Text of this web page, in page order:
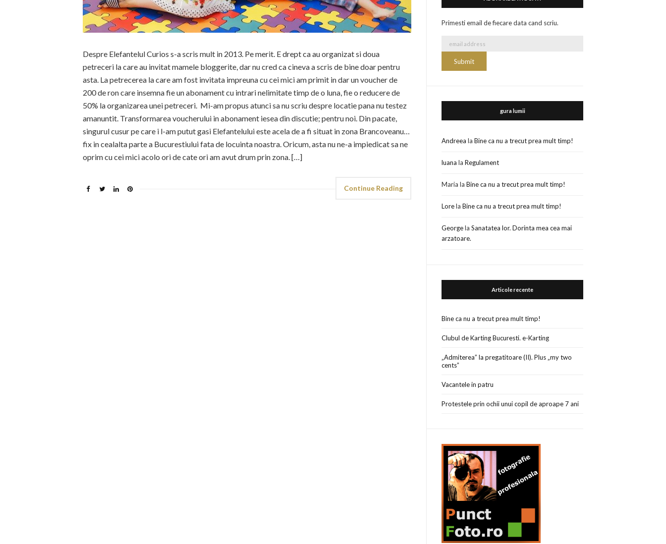
Despre Elefantelul Curios s-a scris mult in 2013. Pe merit. E drept ca au organizat si doua
petreceri la care au invitat mamele bloggerite, dar nu cred ca cineva a scris de bine doar pentru
asta. La petrecerea la care am fost invitata impreuna cu cei mici am primit in dar un voucher de
200 de ron care insemna fie un abonament cu intrari nelimitate timp de o luna, fie o reducere de
50% la organizarea unei petreceri. Mi-am propus atunci sa nu scriu despre locatie pana nu testez
amanuntit. Transformarea voucherului in abonament iesea din discutie; pentru noi. Din pacate,
singurul cusur pe care i l-am putut gasi Elefantelului este acela de a fi situat in zona Brancoveanu…
fix in cealalta parte a Bucurestiului fata de locuinta noastra. Oricum, asta nu ne-a impiedicat sa ne
oprim cu cei mici acolo ori de cate ori am avut drum prin zona. […]
Continue Reading
Primesti email de fiecare data cand scriu.
gura lumii
Andreea laBine ca nu a trecut prea mult timp!
luana laRegulament
Maria laBine ca nu a trecut prea mult timp!
LorelaBine ca nu a trecut prea mult timp!
GeorgelaSanatatea lor. Dorinta mea cea mai
arzatoare.
Articole recente
Bine ca nu a trecut prea mult timp!
Clubul de Karting Bucuresti. e-Karting
„Admiterea” la pregatitoare (II). Plus „my two
cents”
Vacantele in patru
Protestele prin ochii unui copil de aproape 7 ani